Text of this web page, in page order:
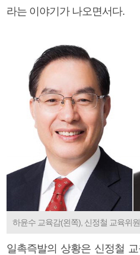
라는 이야기가 나오면서다.
하윤수 교육감(왼쪽), 신정철 교육위
일촉즉발의 상황은 신정철